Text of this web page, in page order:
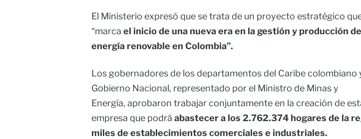
El Ministerio expresó que se trata de un proyecto estratégico
“marca el inicio de una nueva era en la gestión y producción de
energía renovable en Colombia”.
Los gobernadores de los departamentos del Caribe colombiano
Gobierno Nacional, representado por el Ministro de Minas y
Energía, aprobaron trabajar conjuntamente en la creación de
empresa que podrá abastecer a los 2.762.374 hogares de la
miles de establecimientos comerciales e industriales.